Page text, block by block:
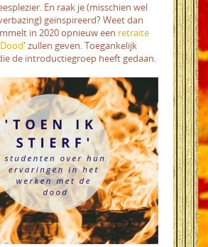
En raak je (misschien wel
geïnspireerd? Weet dan
in 2020 opnieuw een retraite
' zullen geven. Toegankelijk
de introductiegroep heeft gedaan.